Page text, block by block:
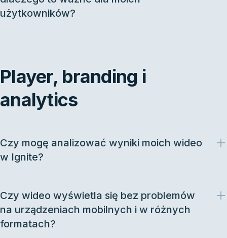
użytkowników?
Player, branding i
analytics
Czy mogę analizować wyniki moich wideo
w Ignite?
Czy wideo wyświetla się bez problemów
na urządzeniach mobilnych i w różnych
formatach?